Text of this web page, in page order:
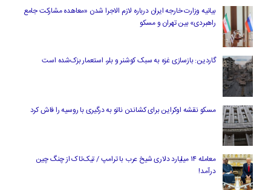
بیانیه وزارت خارجه ایران درباره لازم‌ الاجرا شدن «معاهده مشارکت جامع
راهبردی» بین تهران و مسکو
گاردین: بازسازی غزه به سبک کوشنر و بلر، استعمار بزک‌شده است
مسکو نقشه اوکراین برای کشاندن ناتو به درگیری با روسیه را فاش کرد
معامله ۱۴ میلیارد دلاری شیخ عرب با ترامپ / تیک‌تاک از چنگ چین
درآمد!